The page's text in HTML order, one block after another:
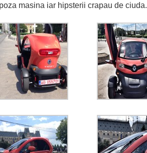
masina iar hipsterii crapau de ciuda.